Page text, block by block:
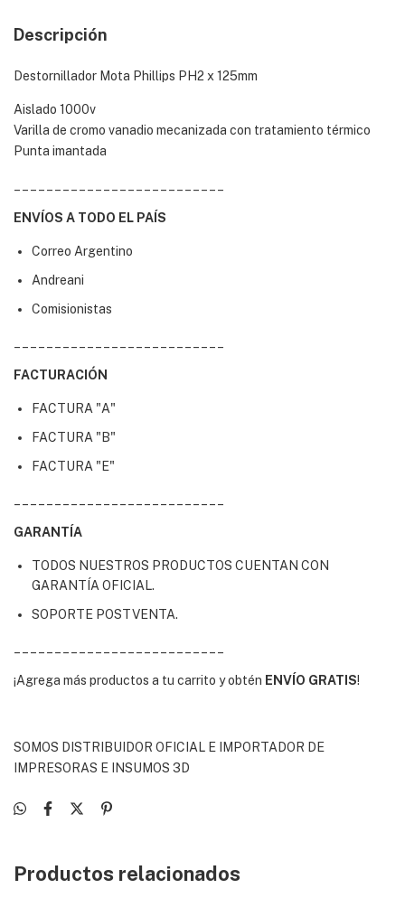
Descripción
Destornillador Mota Phillips PH2 x 125mm
Aislado 1000v
Varilla de cromo vanadio mecanizada con tratamiento térmico
Punta imantada
ENVÍOS A TODO EL PAÍS
Correo Argentino
Andreani
Comisionistas
FACTURACIÓN
FACTURA "A"
FACTURA "B"
FACTURA "E"
GARANTÍA
TODOS NUESTROS PRODUCTOS CUENTAN CON
GARANTÍA OFICIAL.
SOPORTE POSTVENTA.
¡Agrega más productos a tu carrito y obtén ENVÍO GRATIS!
SOMOS DISTRIBUIDOR OFICIAL E IMPORTADOR DE
IMPRESORAS E INSUMOS 3D
Productos relacionados